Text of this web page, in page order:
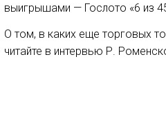
выигрышами — Гослото «6 из
О том, в каких еще торговых
читайте в интервью Р.